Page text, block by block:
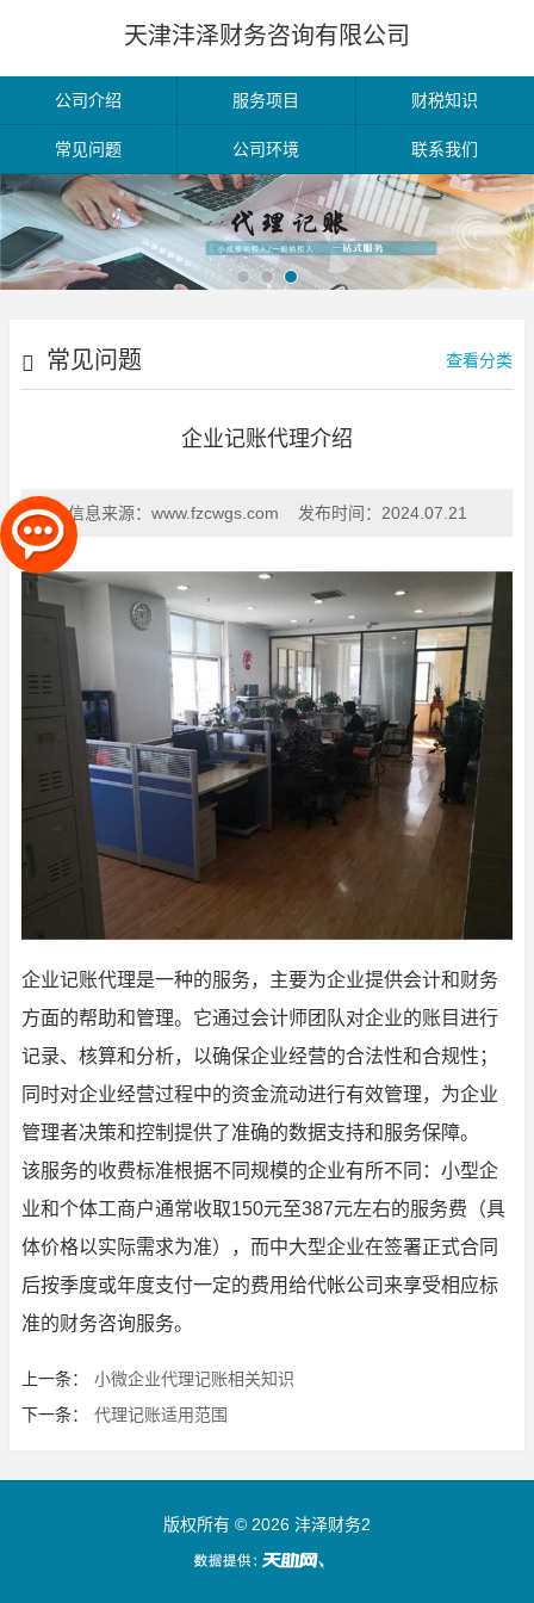
天津沣泽财务咨询有限公司
公司介绍 服务项目 财税知识
常见问题 公司环境 联系我们
常见问题 查看分类
企业记账代理介绍
信息来源： www.fzcwgs.com 发布时间： 2024.07.21
企业记账代理是一种的服务，主要为企业提供会计和财务
方面的帮助和管理。它通过会计师团队对企业的账目进行
记录、核算和分析，以确保企业经营的合法性和合规性；
同时对企业经营过程中的资金流动进行有效管理，为企业
管理者决策和控制提供了准确的数据支持和服务保障。
该服务的收费标准根据不同规模的企业有所不同：小型企
业和个体工商户通常收取150元至387元左右的服务费（具
体价格以实际需求为准），而中大型企业在签署正式合同
后按季度或年度支付一定的费用给代帐公司来享受相应标
准的财务咨询服务。
上一条：
小微企业代理记账相关知识
下一条：
代理记账适用范围
版权所有 © 2026 沣泽财务2